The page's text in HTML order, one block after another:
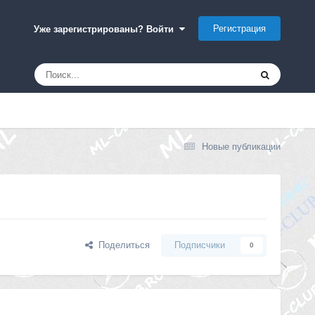
Уже зарегистрированы? Войти Регистрация
Новые публикации
Поделиться Подписчики 0